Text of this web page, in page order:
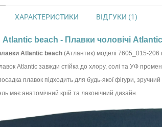
ХАРАКТЕРИСТИКИ ВІДГУКИ (1)
beach - Плавки чоловічі
Atlantic beach (Атлантик) моделі 7605_015-206
Atlantic завжди стійка до хлору, солі та УФ
плавок підходить для будь-якої фігури,
має анатомічний крій та лаконічний дизайн.